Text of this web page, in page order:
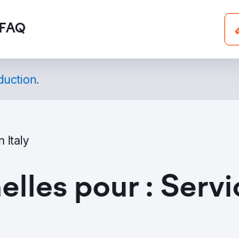
FAQ
.
Italy
pour :